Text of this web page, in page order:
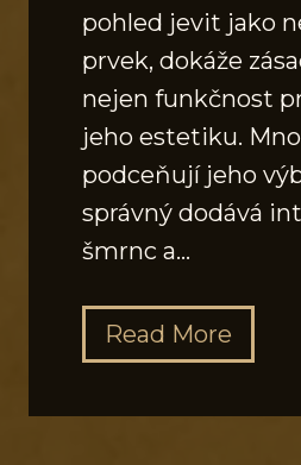
pohled jevit jako
prvek, dokáže
nejen funkčnost
jeho estetiku.
podceňují jeho
správný dodává
šmrnc a…
Read More
a
k